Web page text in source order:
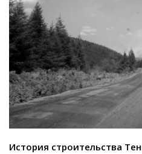
История строительства